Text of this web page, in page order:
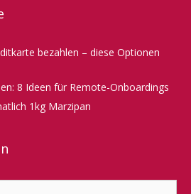
bezahlen – diese Optionen
8 Ideen für Remote-Onboardings
1kg Marzipan